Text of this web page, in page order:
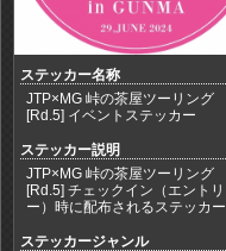
ステッカー名称
JTP×MG 峠の茶屋ツーリング
[Rd.5] イベントステッカー
ステッカー説明
JTP×MG 峠の茶屋ツーリング
[Rd.5] チェックイン（エントリ
ー）時に配布されるステッカー
ステッカージャンル